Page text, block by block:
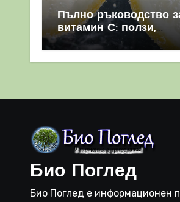
Пълно ръководство
витамин С: ползи,
източници и защо е
важен за имунната
Био Поглед
Био Поглед е информационен